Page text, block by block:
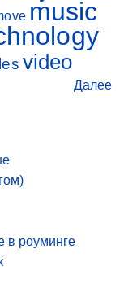
music
video
Далее
в роуминге